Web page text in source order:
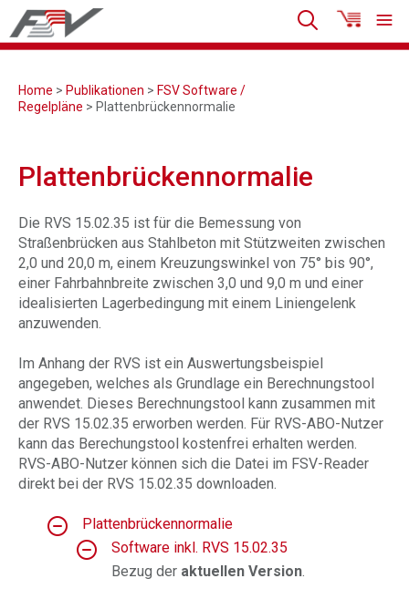
Home > Publikationen > FSV Software /
Regelpläne > Plattenbrückennormalie
Plattenbrückennormalie
Die RVS 15.02.35 ist für die Bemessung von
Straßenbrücken aus Stahlbeton mit Stützweiten zwischen
2,0 und 20,0 m, einem Kreuzungswinkel von 75° bis 90°,
einer Fahrbahnbreite zwischen 3,0 und 9,0 m und einer
idealisierten Lagerbedingung mit einem Liniengelenk
anzuwenden.
Im Anhang der RVS ist ein Auswertungsbeispiel
angegeben, welches als Grundlage ein Berechnungstool
anwendet. Dieses Berechnungstool kann zusammen mit
der RVS 15.02.35 erworben werden. Für RVS-ABO-Nutzer
kann das Berechungstool kostenfrei erhalten werden.
RVS-ABO-Nutzer können sich die Datei im FSV-Reader
direkt bei der RVS 15.02.35 downloaden.
Plattenbrückennormalie
Software inkl. RVS 15.02.35
Bezug der aktuellen Version.